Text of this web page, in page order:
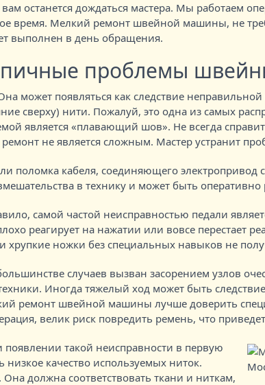
останется дождаться мастера. Мы работаем
время. Мелкий ремонт швейной машины, не
выполнен в день обращения.
проблемы
может появляться как следствие
сверху) нити. Пожалуй, это одна из самых
является «плавающий шов». Не всегда
ремонт не является сложным. Мастер устранит
поломка кабеля, соединяющего электропривод
в технику и может быть
самой частой неисправностью педали
реагирует на нажатии или вовсе перестает
хрупкие ножки без специальных навыков не
случаев вызван засорением узлов
Иногда тяжелый ход может быть
ремонт швейной машины лучше доверить
велик риск повредить ремень, что
появлении такой неисправности в первую
качество используемых ниток.
должна соответствовать ткани и ниткам,